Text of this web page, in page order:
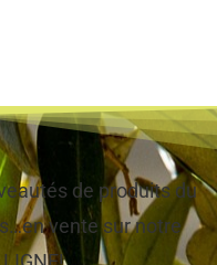
de produits du
vente sur notre